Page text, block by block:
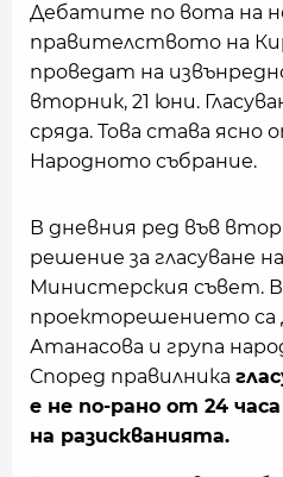
Дебатите по вота на
правителството на
проведат на
вторник, 21 юни.
сряда. Това става ясно
Народното събрание.
В дневния ред във
решение за гласуване
Министерския съвет.
проекторешението са
Атанасова и група
Според правилника
е не по-рано от 24
на разискванията.